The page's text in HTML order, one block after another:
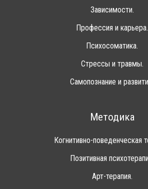
Зависимости.
Профессия и карьера.
Психосоматика.
Стрессы и травмы.
Самопознание и
Методика
Когнитивно-поведенческая
Позитивная
Арт-терапия.